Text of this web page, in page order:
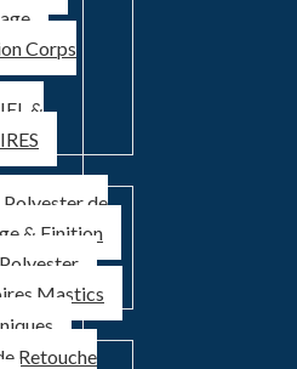
Corps
&
de
& Finition
Mastics
Retouche